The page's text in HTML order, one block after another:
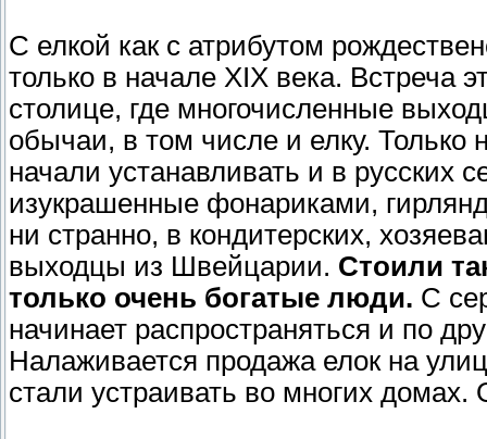
С елкой как с атрибутом
только в начале XIX века. Встреча
столице, где многочисленные
обычаи, в том числе и елку. Только
начали устанавливать и в русских
изукрашенные фонариками,
ни странно, в кондитерских,
выходцы из Швейцарии. Стоили
только очень богатые люди. С
начинает распространяться и по
Налаживается продажа елок на
стали устраивать во многих